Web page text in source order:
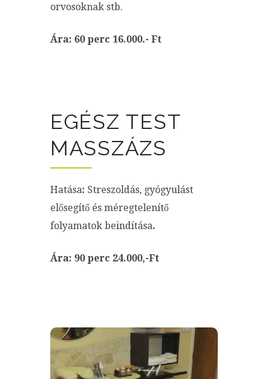
orvosoknak stb.
Ára: 60 perc 16.000.- Ft
EGÉSZ TEST
MASSZÁZS
Hatása: Streszoldás, gyógyulást
elősegítő és méregtelenítő
folyamatok beindítása.
Ára: 90 perc 24.000,-Ft
ÁLLAPOTFEL
MÉRÉS